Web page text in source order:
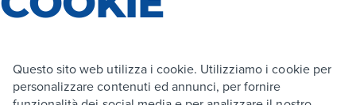
Questo sito web utilizza i cookie. Utilizziamo i cookie per
personalizzare contenuti ed annunci, per fornire